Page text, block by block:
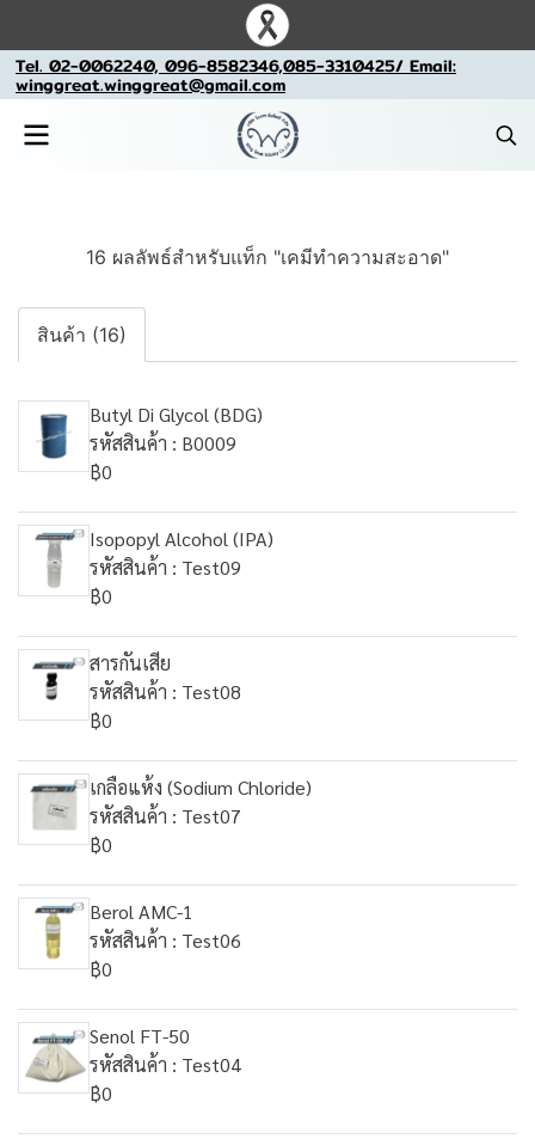
Tel. 02-0062240, 096-8582346,085-3310425/ Email:
winggreat.winggreat@gmail.com
16 ผลลัพธ์สำหรับแท็ก "เคมีทำความสะอาด"
สินค้า (16)
Butyl Di Glycol (BDG)
รหัสสินค้า : B0009
฿0
Isopopyl Alcohol (IPA)
รหัสสินค้า : Test09
฿0
สารกันเสีย
รหัสสินค้า : Test08
฿0
เกลือแห้ง (Sodium Chloride)
รหัสสินค้า : Test07
฿0
Berol AMC-1
รหัสสินค้า : Test06
฿0
Senol FT-50
รหัสสินค้า : Test04
฿0